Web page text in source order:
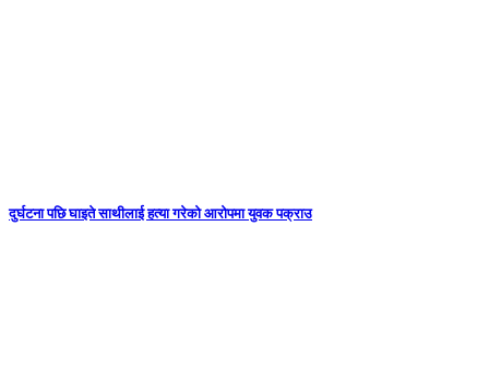
दुर्घटना पछि घाइते साथीलाई हत्या गरेको आरोपमा युवक पक्राउ